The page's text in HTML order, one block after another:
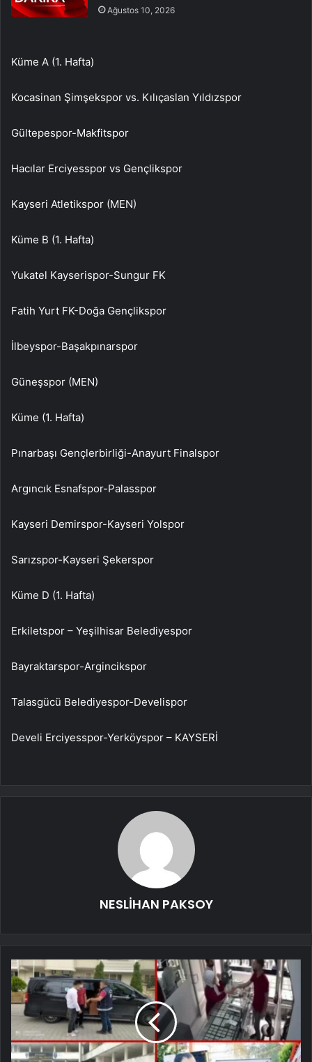
Ağustos 10, 2026
Küme A (1. Hafta)
Kocasinan Şimşekspor vs. Kılıçaslan Yıldızspor
Gültepespor-Makfitspor
Hacılar Erciyesspor vs Gençlikspor
Kayseri Atletikspor (MEN)
Küme B (1. Hafta)
Yukatel Kayserispor-Sungur FK
Fatih Yurt FK-Doğa Gençlikspor
İlbeyspor-Başakpınarspor
Güneşspor (MEN)
Küme (1. Hafta)
Pınarbaşı Gençlerbirliği-Anayurt Finalspor
Argıncık Esnafspor-Palasspor
Kayseri Demirspor-Kayseri Yolspor
Sarızspor-Kayseri Şekerspor
Küme D (1. Hafta)
Erkiletspor – Yeşilhisar Belediyespor
Bayraktarspor-Argincikspor
Talasgücü Belediyespor-Develispor
Develi Erciyesspor-Yerköyspor – KAYSERİ
NESLİHAN PAKSOY